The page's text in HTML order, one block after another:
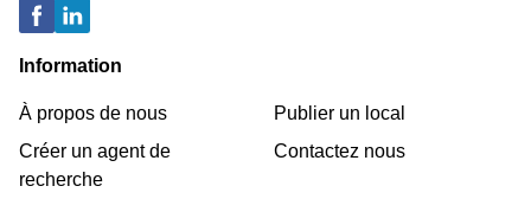
Information
À propos de nous
Créer un agent de
recherche
Publier un local
Contactez nous